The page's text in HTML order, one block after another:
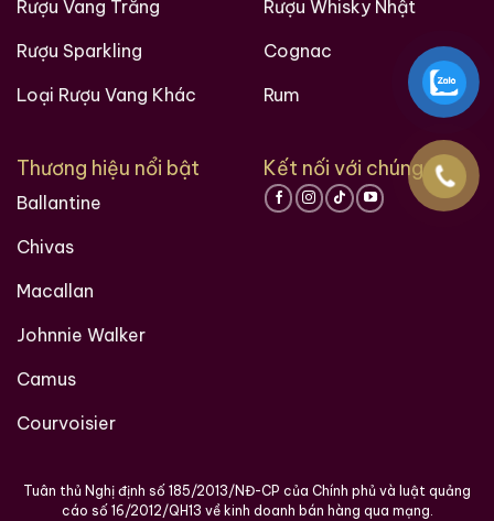
Rượu Vang Trắng
Rượu Sparkling
Loại Rượu Vang Khác
Rượu Whisky Nhật
Cognac
Rum
Thương hiệu nổi bật
Ballantine
Chivas
Macallan
Johnnie Walker
Camus
Courvoisier
Kết nối với chúng tôi
Tuân thủ Nghị định số 185/2013/NĐ-CP của Chính phủ và luật quảng
cáo số 16/2012/QH13 về kinh doanh bán hàng qua mạng.